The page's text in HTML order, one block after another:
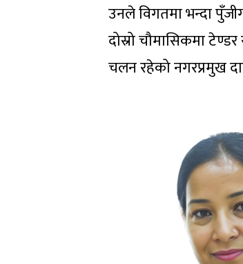
उनले विगतमा भन्दा
दोस्रो चौमासिकमा
चलन रहेको नगरप्रमुख